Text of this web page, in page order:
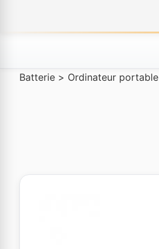
Batterie > Ordinateur portable